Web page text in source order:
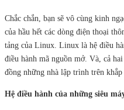
Chắc chắn, bạn sẽ vô cùng kinh
của hầu hết các dòng điện thoại
tảng của Linux. Linux là hệ điều
điều hành mã nguồn mở. Và, cả
đồng những nhà lập trình trên
Hệ điều hành của những siêu